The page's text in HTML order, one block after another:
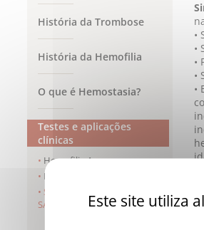
História da Trombose
História da Hemofilia
O que é Hemostasia?
Testes e aplicações
clínicas
Hemofilia A
Hemofilia B
Síndrome antifosfolípides -
SAF
•
•
•
•
•
Este site utiliza